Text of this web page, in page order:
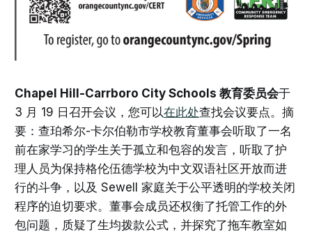
Chapel Hill-Carrboro City Schools 教育委员会于
3 月 19 日召开会议，您可以在此处查找会议要点。摘
要：查珀希尔-卡尔伯勒市学校教育董事会听取了一名
前在家学习的学生关于孤立和包容的发言，听取了护
理人员为保持格伦伍德学校为中文双语社区开放而进
行的斗争，以及 Sewell 家庭关于公平透明的学校关闭
程序的迫切要求。董事会成员还权衡了托管工作的外
包问题，质疑了生均拨款公式，并探究了拖车教室如